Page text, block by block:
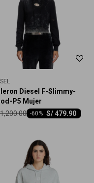
Diesel F-Slimmy-
P5 Mujer
S/ 479.90
-60
1,200.00